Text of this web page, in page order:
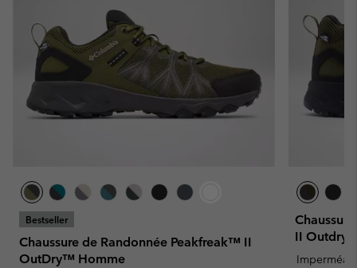
Bestseller
Chaussure de Randonnée Peakfreak™ II
OutDry™ Homme
II